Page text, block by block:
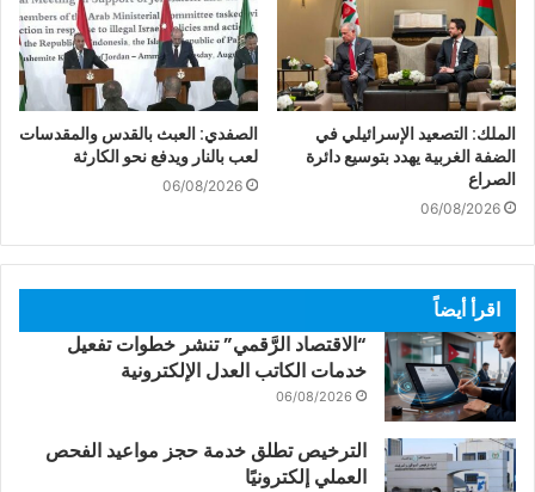
الملك: التصعيد الإسرائيلي في
الضفة الغربية يهدد بتوسيع دائرة
الصراع
06/08/2026
الصفدي: العبث بالقدس والمقدسات
لعب بالنار ويدفع نحو الكارثة
06/08/2026
اقرأ أيضاً
“الاقتصاد الرَّقمي” تنشر خطوات تفعيل
خدمات الكاتب العدل الإلكترونية
06/08/2026
الترخيص تطلق خدمة حجز مواعيد الفحص
العملي إلكترونيًا